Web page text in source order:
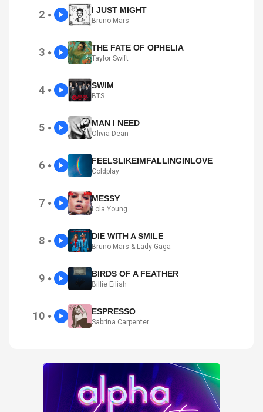
2 ● I JUST MIGHT
Bruno Mars
3 ● THE FATE OF OPHELIA
Taylor Swift
4 ● SWIM
BTS
5 ● MAN I NEED
Olivia Dean
6 ● FEELSLIKEIMFALLINGINLOVE
Coldplay
7 ● MESSY
Lola Young
8 ● DIE WITH A SMILE
Bruno Mars & Lady Gaga
9 ● BIRDS OF A FEATHER
Billie Eilish
10 ● ESPRESSO
Sabrina Carpenter